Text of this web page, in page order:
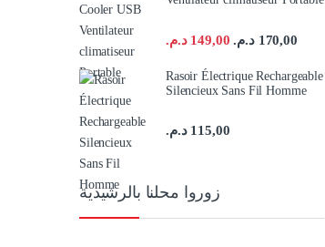
149,00 د.م. 170,00 د.م.
Rasoir Électrique Rechargeable
Silencieux Sans Fil Homme
115,00 د.م.
زوروا محلنا بالرشيدية